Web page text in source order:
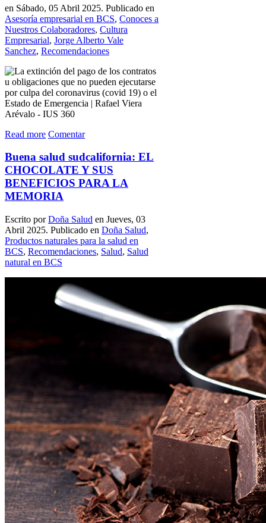
en Sábado, 05 Abril 2025. Publicado en
Asesoría empresarial en BCS, Conoces a
Nuestros Colaboradores, Cultura
Empresarial, Jorge Alberto Vale
Sanchez, Recomendaciones
Read more Comentar
Buena salud sudcalifornia: EL
CHOCOLATE Y SUS
BENEFICIOS PARA LA
MEMORIA
Escrito porDoña Salud en Jueves, 03
Abril 2025. Publicado en Doña Salud,
Productos naturales para la salud en
BCS, Recomendaciones, Salud, Salud
natural en BCS